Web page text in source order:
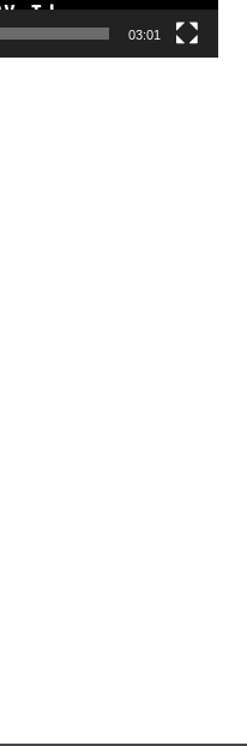
03:01